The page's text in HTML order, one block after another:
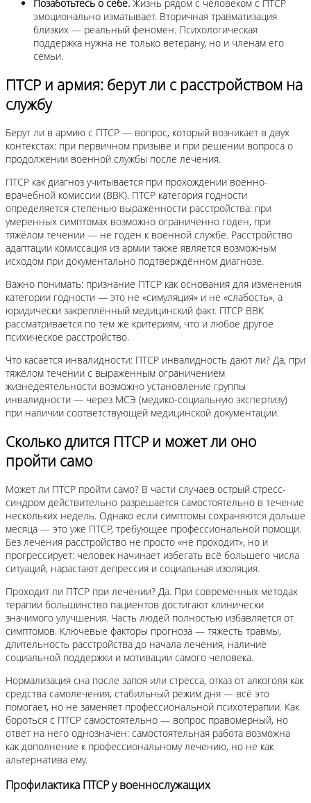
Позаботьтесь о себе. Жизнь рядом с человеком с ПТСР
эмоционально изматывает. Вторичная травматизация
близких — реальный феномен. Психологическая
поддержка нужна не только ветерану, но и членам его
семьи.
ПТСР и армия: берут ли с расстройством на
службу
Берут ли в армию с ПТСР — вопрос, который возникает в двух
контекстах: при первичном призыве и при решении вопроса о
продолжении военной службы после лечения.
ПТСР как диагноз учитывается при прохождении военно-
врачебной комиссии (ВВК). ПТСР категория годности
определяется степенью выраженности расстройства: при
умеренных симптомах возможно ограниченно годен, при
тяжёлом течении — не годен к военной службе. Расстройство
адаптации комиссация из армии также является возможным
исходом при документально подтверждённом диагнозе.
Важно понимать: признание ПТСР как основания для изменения
категории годности — это не «симуляция» и не «слабость», а
юридически закреплённый медицинский факт. ПТСР ВВК
рассматривается по тем же критериям, что и любое другое
психическое расстройство.
Что касается инвалидности: ПТСР инвалидность дают ли? Да, при
тяжёлом течении с выраженным ограничением
жизнедеятельности возможно установление группы
инвалидности — через МСЭ (медико-социальную экспертизу)
при наличии соответствующей медицинской документации.
Сколько длится ПТСР и может ли оно
пройти само
Может ли ПТСР пройти само? В части случаев острый стресс-
синдром действительно разрешается самостоятельно в течение
нескольких недель. Однако если симптомы сохраняются дольше
месяца — это уже ПТСР, требующее профессиональной помощи.
Без лечения расстройство не просто «не проходит», но и
прогрессирует: человек начинает избегать всё большего числа
ситуаций, нарастают депрессия и социальная изоляция.
Проходит ли ПТСР при лечении? Да. При современных методах
терапии большинство пациентов достигают клинически
значимого улучшения. Часть людей полностью избавляется от
симптомов. Ключевые факторы прогноза — тяжесть травмы,
длительность расстройства до начала лечения, наличие
социальной поддержки и мотивации самого человека.
Нормализация сна после запоя или стресса, отказ от алкоголя как
средства самолечения, стабильный режим дня — всё это
помогает, но не заменяет профессиональной психотерапии. Как
бороться с ПТСР самостоятельно — вопрос правомерный, но
ответ на него однозначен: самостоятельная работа возможна
как дополнение к профессиональному лечению, но не как
альтернатива ему.
Профилактика ПТСР у военнослужащих